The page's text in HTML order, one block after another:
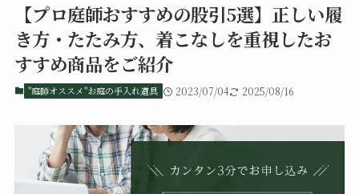
【プロ庭師おすすめの股引5選】正しい履
き方・たたみ方、着こなしを重視したお
すすめ商品をご紹介
"庭師オススメ"お庭の手入れ道具 2023/07/04 2025/08/16